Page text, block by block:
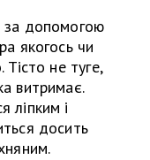
за допомогою
якогось чи
Тісто не туге,
витримає.
ліпким і
досить